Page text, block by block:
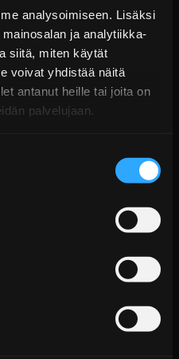
analysoimiseen. Lisäksi
ja analytiikka-
siitä, miten käytät
voivat yhdistää näitä
antanut heille tai joita on
palvelujaan.
1–3 arkipäivässä
arkipäivässä
3-sarja E36 (1990–1998)